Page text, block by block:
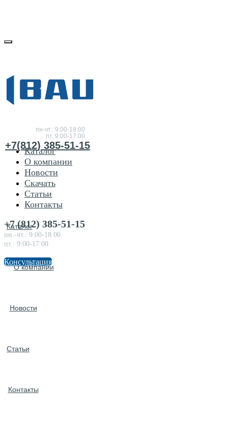
пн-чт.: 9:00-18:00
пт.:9:00-17:00
+7(812) 385-51-15
Каталог
О компании
Новости
Статьи
Контакты
Каталог
О компании
Новости
Скачать
Статьи
Контакты
+7 (812) 385-51-15
пн.-чт.: 9:00-18:00
пт.: 9:00-17:00
Консультация